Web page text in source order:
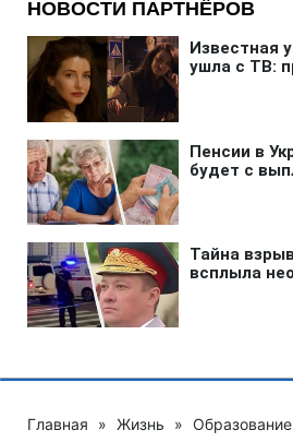
Главная » Жизнь » Образование